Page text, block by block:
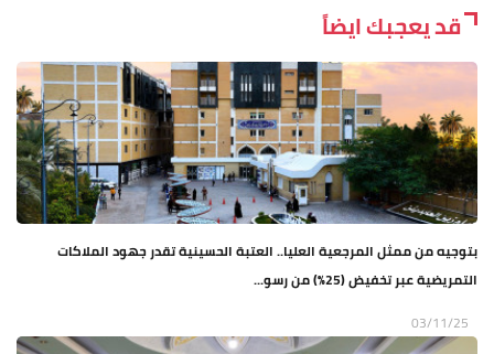
قد يعجبك ايضاً
بتوجيه من ممثل المرجعية العليا.. العتبة الحسينية تقدر جهود الملاكات
التمريضية عبر تخفيض (25%) من رسو...
03/11/25